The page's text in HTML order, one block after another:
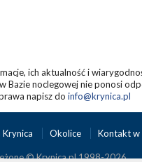
ich aktualność i
Bazie noclegowej nie ponosi
napisz do info@krynica.pl
Okolice Kontakt w
© Krynica.pl 1998-2026